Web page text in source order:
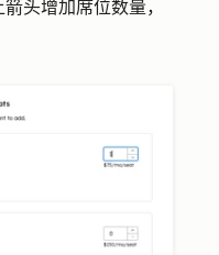
箭头增加席位数量，